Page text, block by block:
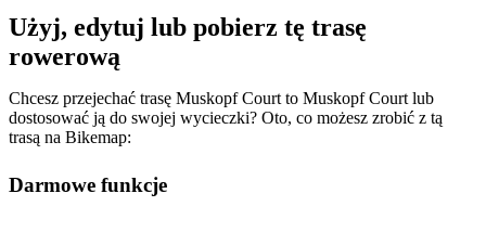
Użyj, edytuj lub pobierz tę trasę
rowerową
Chcesz przejechać trasę Muskopf Court to Muskopf Court lub
dostosować ją do swojej wycieczki? Oto, co możesz zrobić z tą
trasą na Bikemap:
Darmowe funkcje